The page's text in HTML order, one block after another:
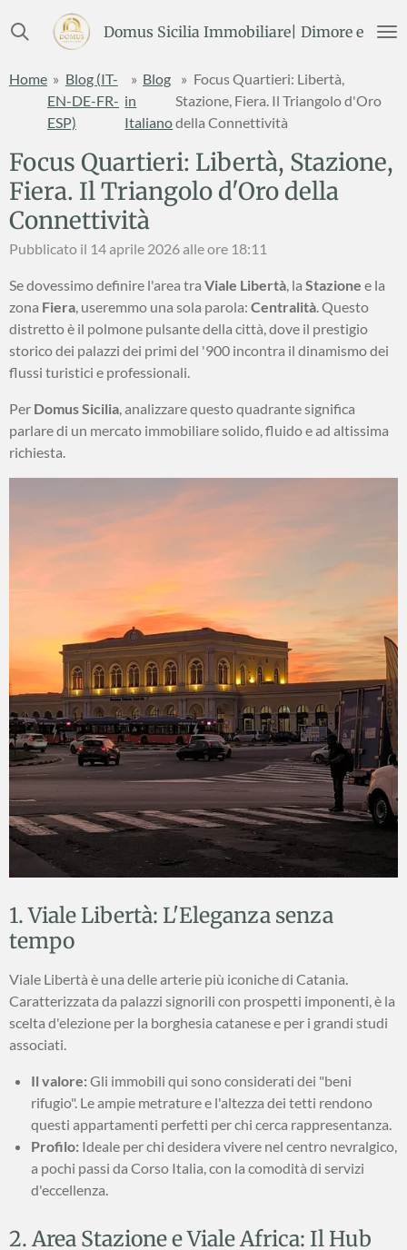
al
principale
Domus Sicilia Immobiliare| Dimore e
Home » Blog (IT-
EN-DE-FR-
ESP)
» Blog
in
Italiano
» Focus Quartieri: Libertà,
Stazione, Fiera. Il Triangolo d'Oro
della Connettività
Focus Quartieri: Libertà, Stazione,
Fiera. Il Triangolo d'Oro della
Connettività
Pubblicato il 14 aprile 2026 alle ore 18:11
Se dovessimo definire l'area tra Viale Libertà , la Stazione e la
zona Fiera , useremmo una sola parola: Centralità . Questo
distretto è il polmone pulsante della città, dove il prestigio
storico dei palazzi dei primi del '900 incontra il dinamismo dei
flussi turistici e professionali.
Per Domus Sicilia , analizzare questo quadrante significa
parlare di un mercato immobiliare solido, fluido e ad altissima
richiesta.
1. Viale Libertà: L'Eleganza senza
tempo
Viale Libertà è una delle arterie più iconiche di Catania.
Caratterizzata da palazzi signorili con prospetti imponenti, è la
scelta d'elezione per la borghesia catanese e per i grandi studi
associati.
Il valore:Gli immobili qui sono considerati dei "beni
rifugio". Le ampie metrature e l'altezza dei tetti rendono
questi appartamenti perfetti per chi cerca rappresentanza.
Profilo: Ideale per chi desidera vivere nel centro nevralgico,
a pochi passi da Corso Italia, con la comodità di servizi
d'eccellenza.
2. Area Stazione e Viale Africa: Il Hub